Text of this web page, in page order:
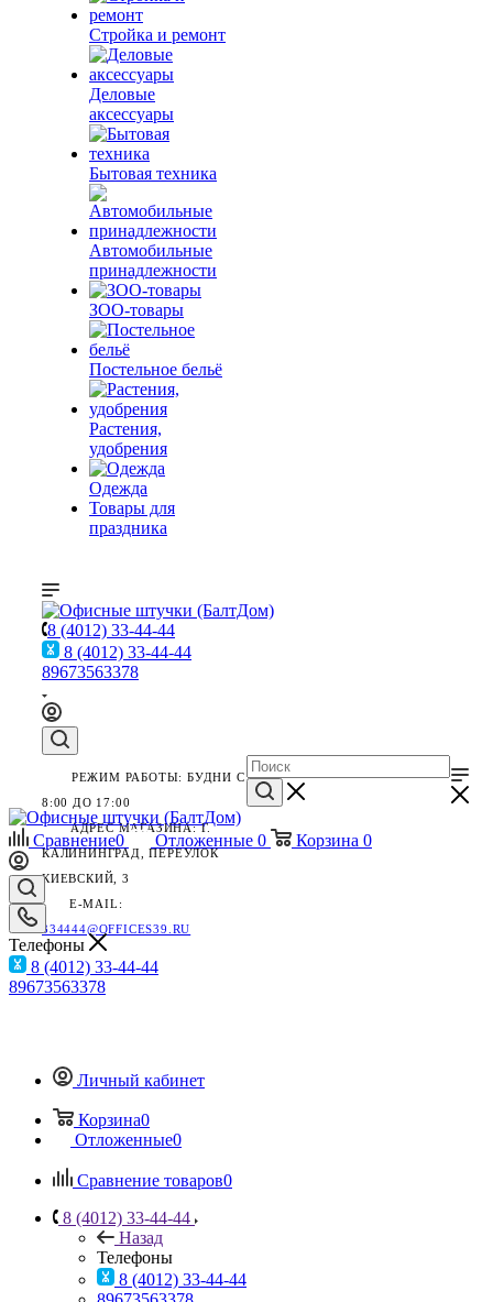
Стройка и ремонт
Деловые
аксессуары
Бытовая техника
Автомобильные
принадлежности
ЗОО-товары
Постельное бельё
Растения,
удобрения
Одежда
Товары для
праздника
8 (4012) 33-44-44
8 (4012) 33-44-44
89673563378
РЕЖИМ РАБОТЫ: БУДНИ С
8:00 ДО 17:00
АДРЕС МАГАЗИНА: Г.
КАЛИНИНГРАД, ПЕРЕУЛОК
КИЕВСКИЙ, 3
E-MAIL:
334444@OFFICES39.RU
Сравнение0 Отложенные 0 Корзина 0
Телефоны
8 (4012) 33-44-44
89673563378
Личный кабинет
Корзина0
Отложенные0
Сравнение товаров0
8 (4012) 33-44-44
Назад
Телефоны
8 (4012) 33-44-44